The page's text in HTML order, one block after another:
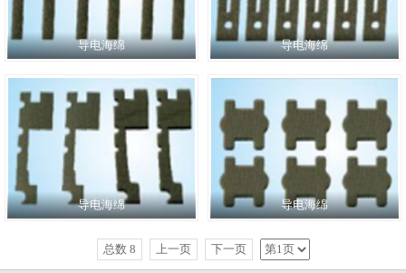
导电海绵 导电海绵
导电海绵 导电海绵
总数 8 上一页 下一页